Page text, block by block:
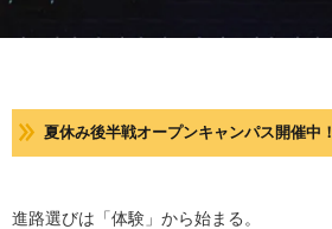
夏休み後半戦オープンキャンパス開催中！
進路選びは「体験」から始まる。